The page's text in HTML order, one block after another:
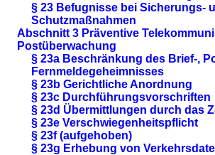
§ 23 Befugnisse bei Sicherungs-
Schutzmaßnahmen
Abschnitt 3 Präventive
Postüberwachung
§ 23a Beschränkung des Brief-,
Fernmeldegeheimnisses
§ 23b Gerichtliche Anordnung
§ 23c Durchführungsvorschriften
§ 23d Übermittlungen durch das
§ 23e Verschwiegenheitspflicht
§ 23f (aufgehoben)
§ 23g Erhebung von